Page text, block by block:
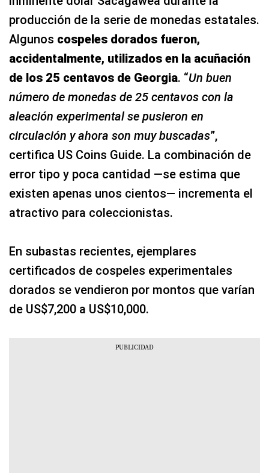
producción de la serie de monedas estatales.
Algunos cospeles dorados fueron,
accidentalmente, utilizados en la acuñación
de los 25 centavos de Georgia. “Un buen
número de monedas de 25 centavos con la
aleación experimental se pusieron en
circulación y ahora son muy buscadas”,
certifica US Coins Guide. La combinación de
error tipo y poca cantidad —se estima que
existen apenas unos cientos— incrementa el
atractivo para coleccionistas.​
En subastas recientes, ejemplares
certificados de cospeles experimentales
dorados se vendieron por montos que varían
de US$7,200 a US$10,000.